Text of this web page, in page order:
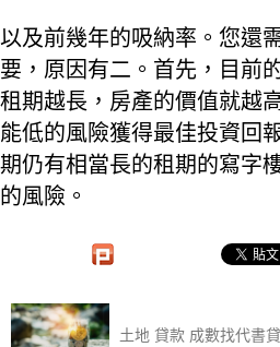
以及前幾年的吸納率。您還
要，原因有二。首先，目前
租期越長，房產的價值就越
能低的風險獲得最佳投資回
期仍有相當長的租期的寫字
的風險。
土地 貸款 成數找代書